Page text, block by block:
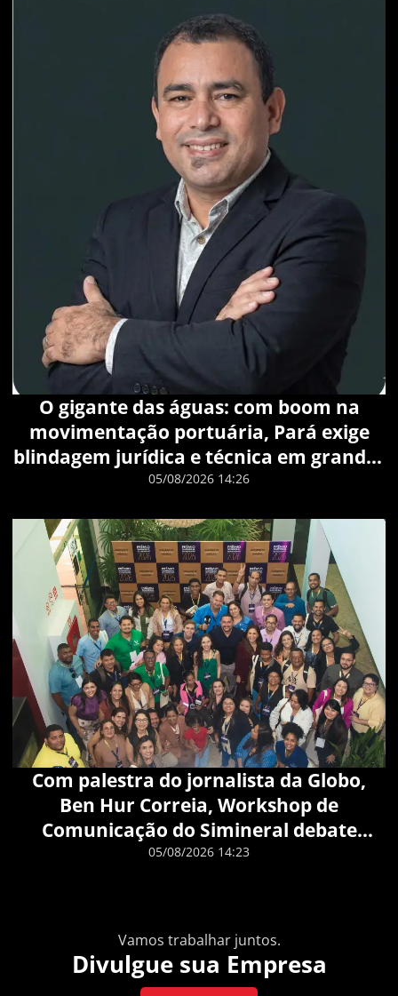
O gigante das águas: com boom na
movimentação portuária, Pará exige
blindagem jurídica e técnica em grandes
riscos logísticos
05/08/2026 14:26
Com palestra do jornalista da Globo,
Ben Hur Correia, Workshop de
Comunicação do Simineral debate
inteligência artificial e reforça
05/08/2026 14:23
Vamos trabalhar juntos.
Divulgue sua Empresa